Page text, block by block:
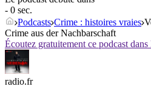
- 0 sec.
Podcasts Crime : histoires vraies
Crime aus der Nachbarschaft
Écoutez gratuitement ce podcast
radio.fr